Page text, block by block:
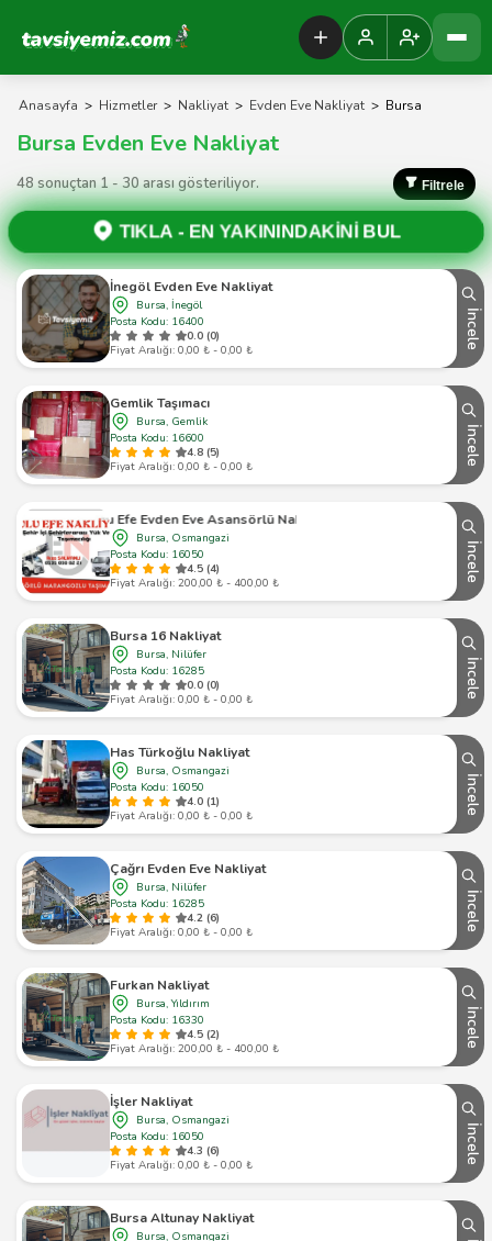
Tavsiyemiz Anasayfa
Anasayfa > Hizmetler > Nakliyat > Evden Eve Nakliyat > Bursa
Bursa Evden Eve Nakliyat
48 sonuçtan 1 - 30 arası gösteriliyor. Filtrele
TIKLA - EN YAKININDAKİNİ BUL
İnegöl Evden Eve Nakliyat
Bursa, İnegöl
Posta Kodu: 16400
0.0 (0)
Fiyat Aralığı: 0,00 ₺ - 0,00 ₺
İncele
Gemlik Taşımacı
Bursa, Gemlik
Posta Kodu: 16600
4.8 (5)
Fiyat Aralığı: 0,00 ₺ - 0,00 ₺
İncele
Ulu Efe Evden Eve Asansörlü Nakliyat
Bursa, Osmangazi
Posta Kodu: 16050
4.5 (4)
Fiyat Aralığı: 200,00 ₺ - 400,00 ₺
İncele
Bursa 16 Nakliyat
Bursa, Nilüfer
Posta Kodu: 16285
0.0 (0)
Fiyat Aralığı: 0,00 ₺ - 0,00 ₺
İncele
Has Türkoğlu Nakliyat
Bursa, Osmangazi
Posta Kodu: 16050
4.0 (1)
Fiyat Aralığı: 0,00 ₺ - 0,00 ₺
İncele
Çağrı Evden Eve Nakliyat
Bursa, Nilüfer
Posta Kodu: 16285
4.2 (6)
Fiyat Aralığı: 0,00 ₺ - 0,00 ₺
İncele
Furkan Nakliyat
Bursa, Yıldırım
Posta Kodu: 16330
4.5 (2)
Fiyat Aralığı: 200,00 ₺ - 400,00 ₺
İncele
İşler Nakliyat
Bursa, Osmangazi
Posta Kodu: 16050
4.3 (6)
Fiyat Aralığı: 0,00 ₺ - 0,00 ₺
İncele
Bursa Altunay Nakliyat
Bursa, Osmangazi